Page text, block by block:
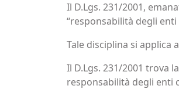
Il D.Lgs. 231/2001,
“responsabilità degli
Tale disciplina si applica
Il D.Lgs. 231/2001 trova
responsabilità degli enti